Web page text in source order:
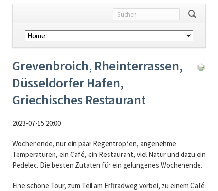
Navigation
überspringen
Grevenbroich, Rheinterrassen,
Düsseldorfer Hafen,
Griechisches Restaurant
2023-07-15 20:00
Wochenende, nur ein paar Regentropfen, angenehme
Temperaturen, ein Café, ein Restaurant, viel Natur und dazu ein
Pedelec. Die besten Zutaten für ein gelungenes Wochenende.
Eine schöne Tour, zum Teil am Erftradweg vorbei, zu einem Café